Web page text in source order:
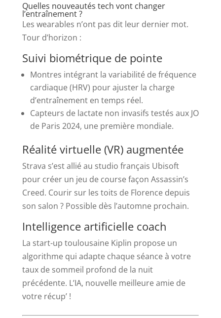
Quelles nouveautés tech vont changer
l’entraînement ?
Les wearables n’ont pas dit leur dernier mot.
Tour d’horizon :
Suivi biométrique de pointe
Montres intégrant la variabilité de fréquence
cardiaque (HRV) pour ajuster la charge
d’entraînement en temps réel.
Capteurs de lactate non invasifs testés aux JO
de Paris 2024, une première mondiale.
Réalité virtuelle (VR) augmentée
Strava s’est allié au studio français Ubisoft
pour créer un jeu de course façon Assassin’s
Creed. Courir sur les toits de Florence depuis
son salon ? Possible dès l’automne prochain.
Intelligence artificielle coach
La start-up toulousaine Kiplin propose un
algorithme qui adapte chaque séance à votre
taux de sommeil profond de la nuit
précédente. L’IA, nouvelle meilleure amie de
votre récup’ !